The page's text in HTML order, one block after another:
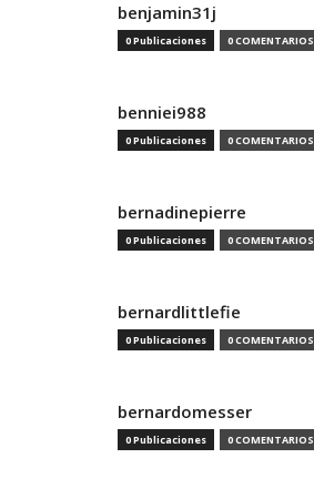
benjamin31j
0 Publicaciones 0 COMENTARIOS
benniei988
0 Publicaciones 0 COMENTARIOS
bernadinepierre
0 Publicaciones 0 COMENTARIOS
bernardlittlefie
0 Publicaciones 0 COMENTARIOS
bernardomesser
0 Publicaciones 0 COMENTARIOS